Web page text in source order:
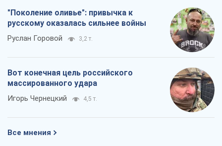
"Поколение оливье": привычка к
русскому оказалась сильнее войны
Руслан Горовой 3,2 т.
Вот конечная цель российского
массированного удара
Игорь Чернецкий 4,5 т.
Все мнения